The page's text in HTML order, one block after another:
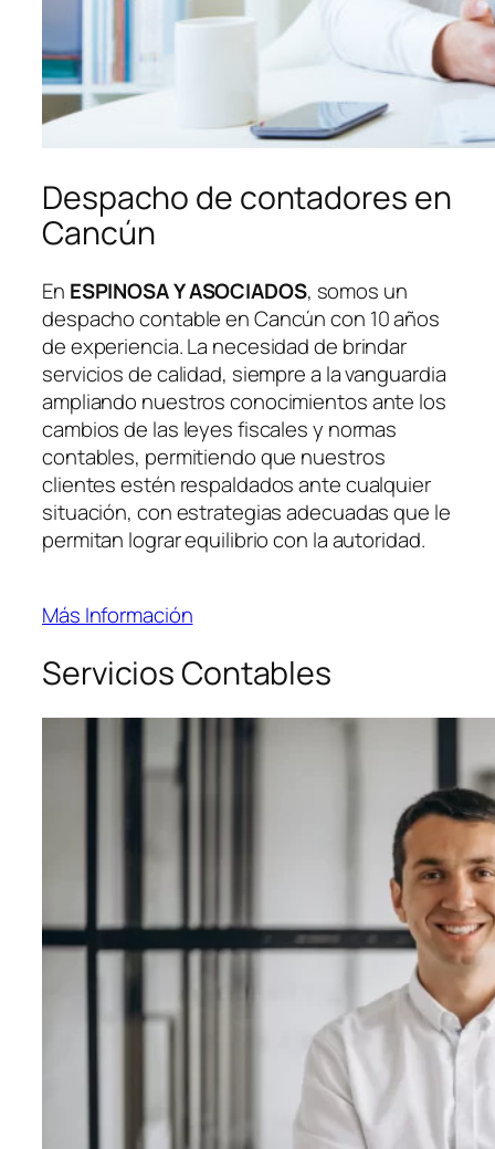
Despacho de contadores en
Cancún
En ESPINOSA Y ASOCIADOS, somos un
despacho contable en Cancún con 10 años
de experiencia. La necesidad de brindar
servicios de calidad, siempre a la vanguardia
ampliando nuestros conocimientos ante los
cambios de las leyes fiscales y normas
contables, permitiendo que nuestros
clientes estén respaldados ante cualquier
situación, con estrategias adecuadas que le
permitan lograr equilibrio con la autoridad.
Más Información
Servicios Contables